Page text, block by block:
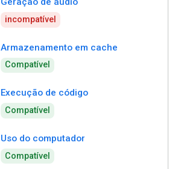
incompatível
Armazenamento em cache
Compatível
Execução de código
Compatível
Uso do computador
Compatível